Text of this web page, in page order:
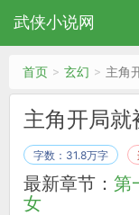
武侠小说网
首页 玄幻 主角
主角开局就
字数：31.8万字
最新章节： 第
女